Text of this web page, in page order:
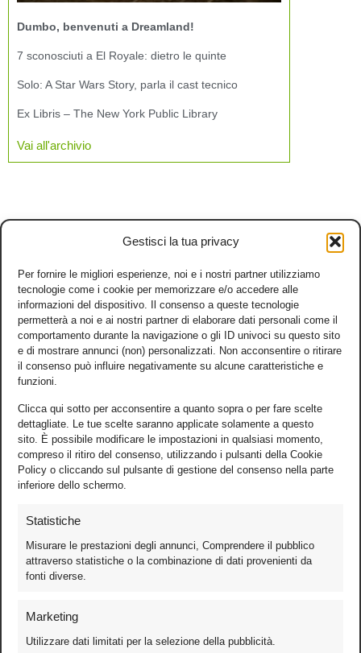
Gestisci la tua privacy
Per fornire le migliori esperienze, noi e i nostri partner utilizziamo
tecnologie come i cookie per memorizzare e/o accedere alle
informazioni del dispositivo. Il consenso a queste tecnologie
permetterà a noi e ai nostri partner di elaborare dati personali come il
comportamento durante la navigazione o gli ID univoci su questo sito
e di mostrare annunci (non) personalizzati. Non acconsentire o ritirare
il consenso può influire negativamente su alcune caratteristiche e
funzioni.
Clicca qui sotto per acconsentire a quanto sopra o per fare scelte
dettagliate. Le tue scelte saranno applicate solamente a questo
sito. È possibile modificare le impostazioni in qualsiasi momento,
compreso il ritiro del consenso, utilizzando i pulsanti della Cookie
Policy o cliccando sul pulsante di gestione del consenso nella parte
inferiore dello schermo.
Statistiche
Misurare le prestazioni degli annunci, Comprendere il pubblico
attraverso statistiche o la combinazione di dati provenienti da
fonti diverse.
Marketing
Utilizzare dati limitati per la selezione della pubblicità.
Dumbo, benvenuti a Dreamland!
7 sconosciuti a El Royale: dietro le quinte
Solo: A Star Wars Story, parla il cast tecnico
Ex Libris – The New York Public Library
Vai all'archivio